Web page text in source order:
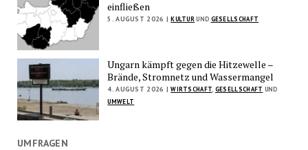
einfließen
5. AUGUST 2026 | KULTURUND GESELLSCHAFT
Ungarn kämpft gegen die Hitzewelle –
Brände, Stromnetz und Wassermangel
4. AUGUST 2026 | WIRTSCHAFT GESELLSCHAFT UND
UMWELT
UMFRAGEN